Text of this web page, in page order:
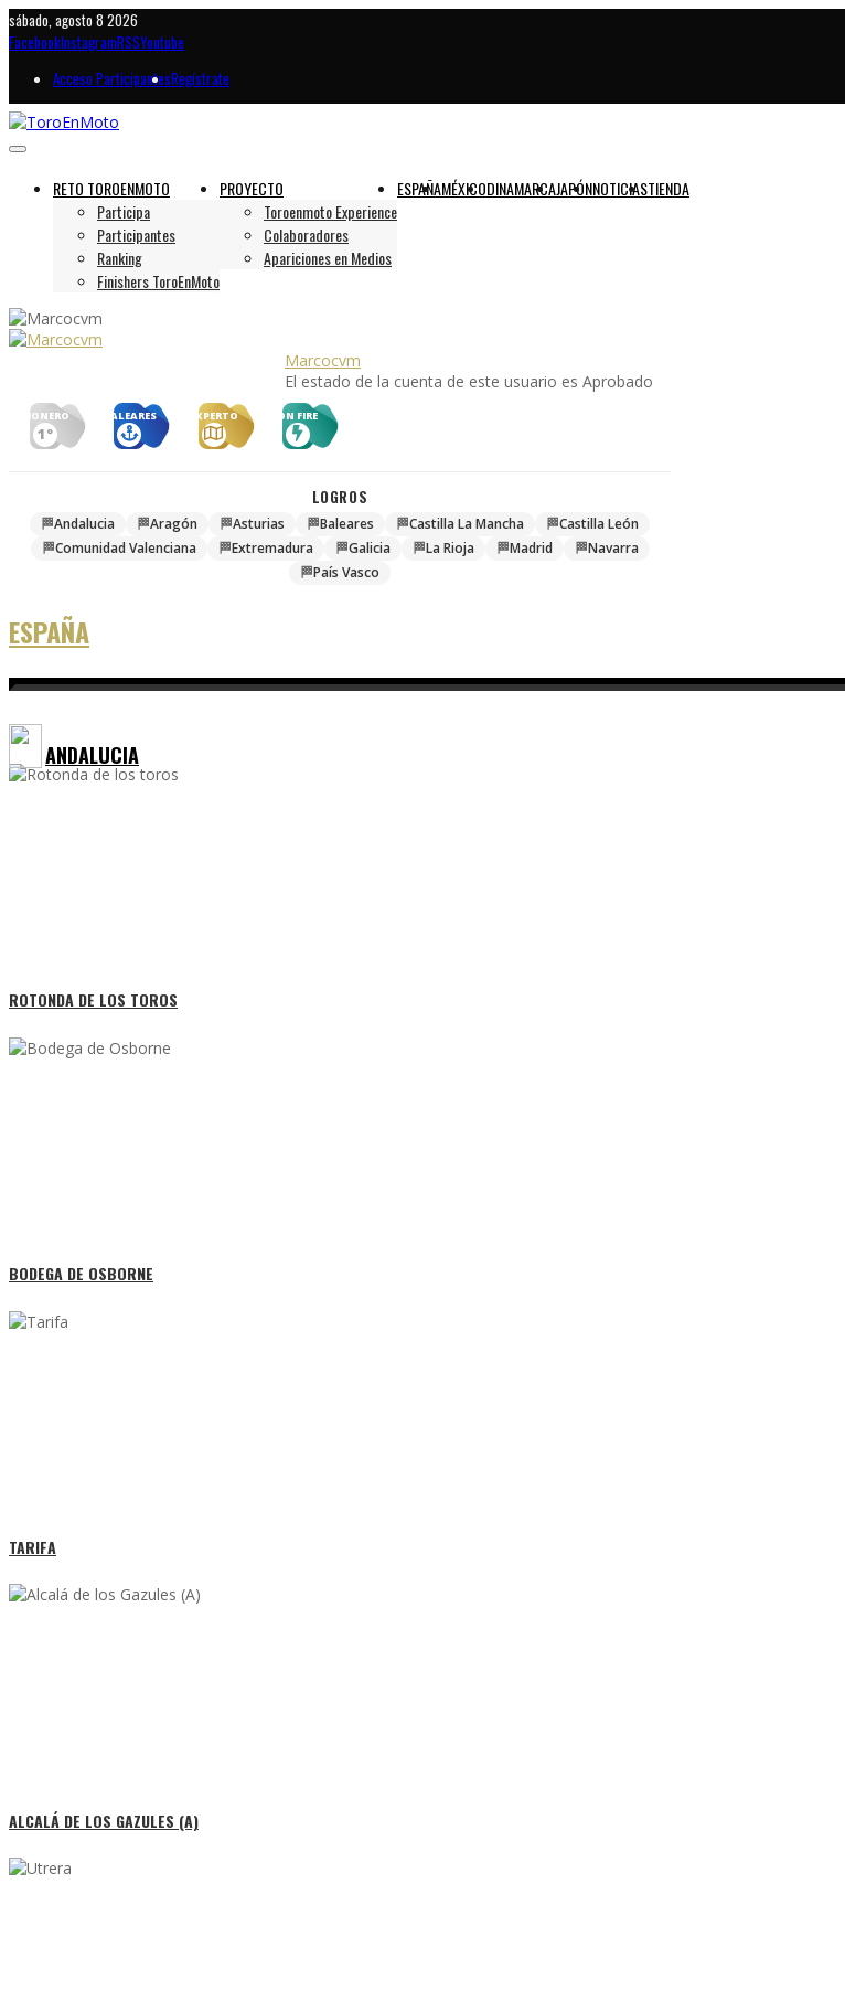
sábado, agosto 8 2026
FacebookInstagramRSSYoutube
Acceso ParticipantesRegístrate
RETO TOROENMOTO
Participa
Participantes
Ranking
Finishers ToroEnMoto
PROYECTO
Toroenmoto Experience
Colaboradores
Apariciones en Medios
ESPAÑAMÉXICODINAMARCAJAPÓNNOTICIASTIENDA
Marcocvm
El estado de la cuenta de este usuario es Aprobado
1º
PIONERO BALEARES EXPERTO ON FIRE
LOGROS
🏁Andalucia 🏁Aragón 🏁Asturias 🏁Baleares 🏁Castilla La Mancha 🏁Castilla León
🏁Comunidad Valenciana 🏁Extremadura 🏁Galicia 🏁La Rioja 🏁Madrid 🏁Navarra
🏁País Vasco
ESPAÑA
ANDALUCIA
ROTONDA DE LOS TOROS
BODEGA DE OSBORNE
TARIFA
ALCALÁ DE LOS GAZULES (A)